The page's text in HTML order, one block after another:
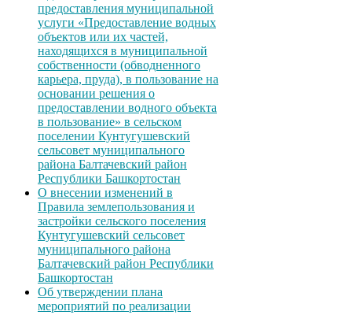
предоставления муниципальной
услуги «Предоставление водных
объектов или их частей,
находящихся в муниципальной
собственности (обводненного
карьера, пруда), в пользование на
основании решения о
предоставлении водного объекта
в пользование» в сельском
поселении Кунтугушевский
сельсовет муниципального
района Балтачевский район
Республики Башкортостан
О внесении изменений в
Правила землепользования и
застройки сельского поселения
Кунтугушевский сельсовет
муниципального района
Балтачевский район Республики
Башкортостан
Об утверждении плана
мероприятий по реализации